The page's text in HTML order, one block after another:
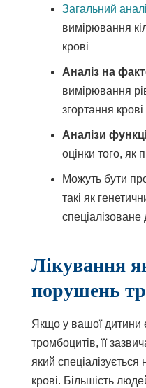
Загальний
вимірювання
крові
Аналіз на
вимірювання
згортання крові
Аналізи
оцінки того, як
Можуть бути
такі як
Лікування
порушень
Якщо у вашої дитини
тромбоцитів, її
який
крові. Більшість